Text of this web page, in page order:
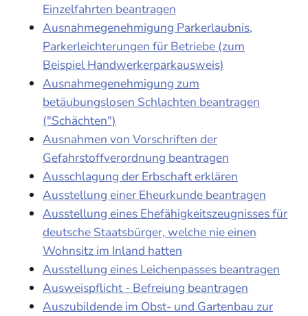
Einzelfahrten beantragen
Ausnahmegenehmigung Parkerlaubnis,
Parkerleichterungen für Betriebe (zum
Beispiel Handwerkerparkausweis)
Ausnahmegenehmigung zum
betäubungslosen Schlachten beantragen
("Schächten")
Ausnahmen von Vorschriften der
Gefahrstoffverordnung beantragen
Ausschlagung der Erbschaft erklären
Ausstellung einer Eheurkunde beantragen
Ausstellung eines Ehefähigkeitszeugnisses für
deutsche Staatsbürger, welche nie einen
Wohnsitz im Inland hatten
Ausstellung eines Leichenpasses beantragen
Ausweispflicht - Befreiung beantragen
Auszubildende im Obst- und Gartenbau zur